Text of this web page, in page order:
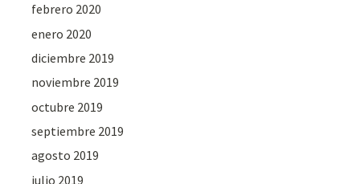
febrero 2020
enero 2020
diciembre 2019
noviembre 2019
octubre 2019
septiembre 2019
agosto 2019
julio 2019